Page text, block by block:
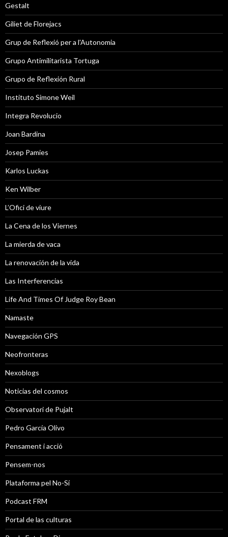
Gestalt
Giliet de Florejacs
Grup de Reflexió per a l'Autonomia
Grupo Antimilitarista Tortuga
Grupo de Reflexión Rural
Instituto Simone Weil
Integra Revolucio
Joan Bardina
Josep Pamies
Karlos Luckas
Ken Wilber
L’Ofici de viure
La Cena de los Viernes
La mierda de vaca
La renovación de la vida
Las Interferencias
Life And Times Of Judge Roy Bean
Namaste
Navegación GPS
Neofronteras
Nexoblogs
Noticias del cosmos
Observatori de Pujalt
Pedro García Olivo
Pensament i acció
Pensem-nos
Plataforma pel No-Sí
Podcast FRM
Portal de las culturas